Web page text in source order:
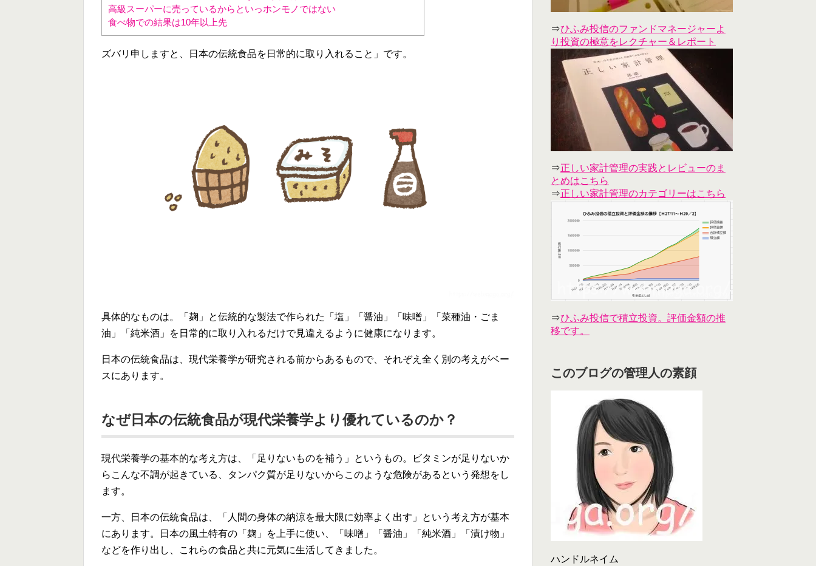
高級スーパーに売っているからといっホンモノではない
食べ物での結果は10年以上先
ズバリ申しますと、日本の伝統食品を日常的に取り入れること」です。
具体的なものは。「麹」と伝統的な製法で作られた「塩」「醤油」「味噌」「菜種油・ごま
油」「純米酒」を日常的に取り入れるだけで見違えるように健康になります。
日本の伝統食品は、現代栄養学が研究される前からあるもので、それぞえ全く別の考えがベー
スにあります。
なぜ日本の伝統食品が現代栄養学より優れているのか？
現代栄養学の基本的な考え方は、「足りないものを補う」というもの。ビタミンが足りないか
らこんな不調が起きている、タンパク質が足りないからこのような危険があるという発想をし
ます。
一方、日本の伝統食品は、「人間の身体の納涼を最大限に効率よく出す」という考え方が基本
にあります。日本の風土特有の「麹」を上手に使い、「味噌」「醤油」「純米酒」「漬け物」
などを作り出し、これらの食品と共に元気に生活してきました。
⇒ひふみ投信のファンドマネージャーよ
り投資の極意をレクチャー＆レポート
⇒正しい家計管理の実践とレビューのま
とめはこちら
⇒正しい家計管理のカテゴリーはこちら
⇒ひふみ投信で積立投資。評価金額の推
移です。
このブログの管理人の素顔
ハンドルネイム